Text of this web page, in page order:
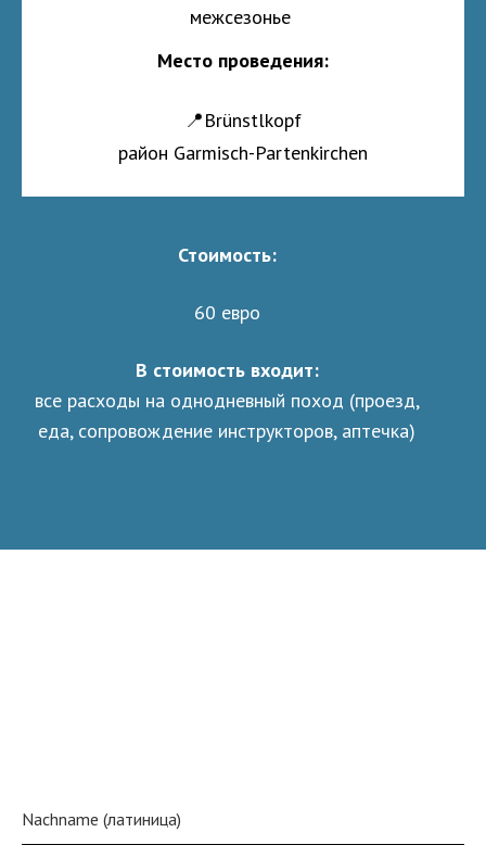
межсезонье
Место проведения:
📍Brünstlkopf
район Garmisch-Partenkirchen
Стоимость:
60 евро
В стоимость входит:
все расходы на однодневный поход (проезд,
еда, сопровождение инструкторов, аптечка)
Nachname (латиница)